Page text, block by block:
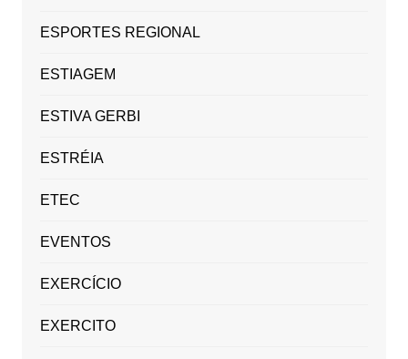
ESPORTES REGIONAL
ESTIAGEM
ESTIVA GERBI
ESTRÉIA
ETEC
EVENTOS
EXERCÍCIO
EXERCITO